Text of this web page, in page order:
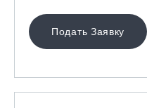
МЕСТО ПРОВЕДЕНИЯ
Подать Заявку